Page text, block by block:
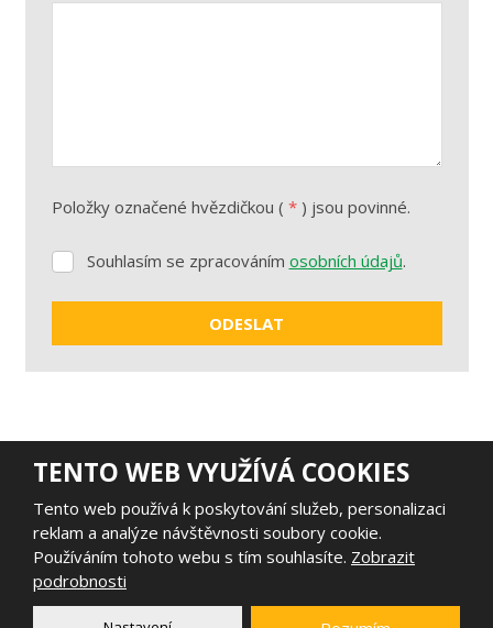
Položky označené hvězdičkou ( * ) jsou povinné.
Souhlasím
zpracováním
Souhlasím se zpracováním osobních údajů.
ODESLAT
odeslat.
TENTO WEB VYUŽÍVÁ COOKIES
Tento web používá k poskytování služeb, personalizaci
reklam a analýze návštěvnosti soubory cookie.
Používáním tohoto webu s tím souhlasíte. Zobrazit
podrobnosti